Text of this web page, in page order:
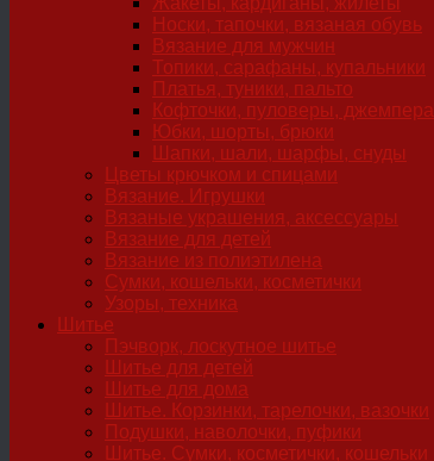
Носки, тапочки, вязаная обувь
Вязание для мужчин
Топики, сарафаны, купальники
Платья, туники, пальто
Кофточки, пуловеры, джемпера
Юбки, шорты, брюки
Шапки, шали, шарфы, снуды
Цветы крючком и спицами
Вязание. Игрушки
Вязаные украшения, аксессуары
Вязание для детей
Вязание из полиэтилена
Сумки, кошельки, косметички
Узоры, техника
Шитье
Пэчворк, лоскутное шитье
Шитье для детей
Шитье для дома
Шитье. Корзинки, тарелочки, вазочки
Подушки, наволочки, пуфики
Шитье. Сумки, косметички, кошельки